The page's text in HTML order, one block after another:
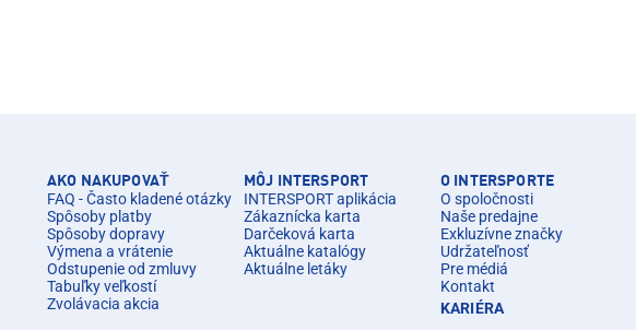
AKO NAKUPOVAŤ
FAQ - Často kladené otázky
Spôsoby platby
Spôsoby dopravy
Výmena a vrátenie
Odstupenie od zmluvy
Tabuľky veľkostí
Zvolávacia akcia
MÔJ INTERSPORT
INTERSPORT aplikácia
Zákaznícka karta
Darčeková karta
Aktuálne katalógy
Aktuálne letáky
O INTERSPORTE
O spoločnosti
Naše predajne
Exkluzívne značky
Udržateľnosť
Pre médiá
Kontakt
KARIÉRA